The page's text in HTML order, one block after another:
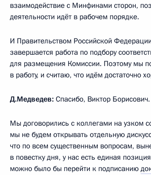
взаимодействие с Минфинами сторон,
деятельности идёт в рабочем порядке.
И Правительством Российской
завершается работа по подбору
для размещения Комиссии. Поэтому мы
в работу, и считаю, что идём достаточно
Д.Медведев: Спасибо, Виктор Борисович.
Мы договорились с коллегами на узком
мы не будем открывать отдельную
что по всем существенным вопросам,
в повестку дня, у нас есть единая
можно было бы перейти к подписанию